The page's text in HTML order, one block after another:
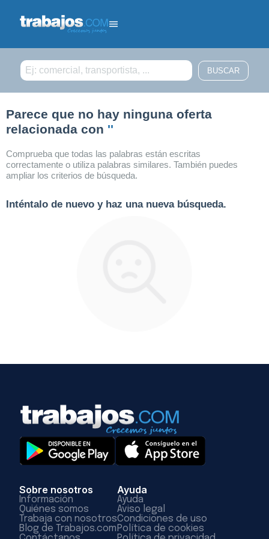
Parece que no hay ninguna oferta
relacionada con ''
Comprueba que todas las palabras están escritas
correctamente o utiliza palabras similares. También puedes
ampliar los criterios de búsqueda.
Inténtalo de nuevo y haz una nueva búsqueda.
Sobre nosotros
Información
Quiénes somos
Trabaja con nosotros
Blog de Trabajos.com
Ayuda
Ayuda
Aviso legal
Condiciones de uso
Política de cookies